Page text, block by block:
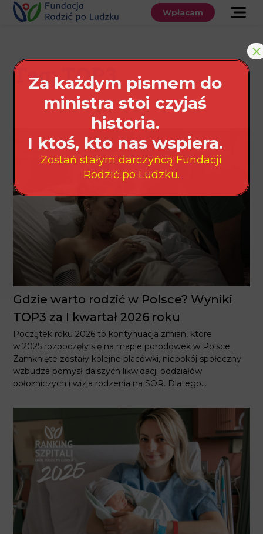
Przewiń
treści
Co robimy
Wspieraj
nas
Sklep
Niezbędnik
Search
for:
Search Button
Wpłacam
Tag: TOP3
Gdzie warto rodzić w Polsce? Wyniki
TOP3 za I kwartał 2026 roku
Początek roku 2026 to kontynuacja zmian, które
w 2025 rozpoczęły się na mapie porodówek w Polsce.
Zamknięte zostały kolejne placówki, niepokój społeczny
wzbudza pomysł dalszych likwidacji oddziałów
położniczych i wizja rodzenia na SOR. Dlatego...
Za każdym pismem do
ministra stoi czyjaś
historia.
I ktoś, kto nas wspiera.
Zostań stałym darczyńcą Fundacji
Rodzić po Ludzku.
×